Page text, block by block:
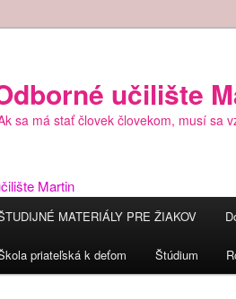
učilište
sa má stať človek človekom, musí sa
MATERIÁLY PRE ŽIAKOV
priateľská k deťom Štúdium